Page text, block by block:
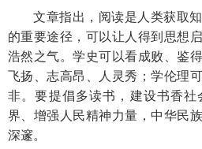
文章指出，阅读是人类获取
的重要途径，可以让人得到思想
浩然之气。学史可以看成败、鉴
飞扬、志高昂、人灵秀；学伦理
非。要提倡多读书，建设书香
界、增强人民精神力量，中华民
深邃。